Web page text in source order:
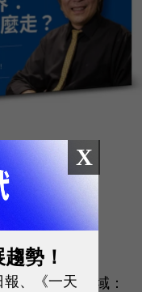
合」佈局4領域：
X
勢！
、《一天